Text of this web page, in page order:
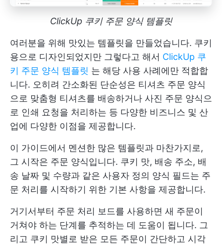
ClickUp 쿠키 주문 양식 템플릿
여러분을 위해 맛있는 템플릿을 만들었습니다. 쿠키
용으로 디자인되었지만 그렇다고 해서 ClickUp 쿠
키 주문 양식 템플릿 는 해당 사용 사례에만 적합합
니다. 오히려 간소화된 단순성은 티셔츠 주문 양식
으로 맞춤형 티셔츠를 배송하거나 사진 주문 양식으
로 인쇄 요청을 처리하는 등 다양한 비즈니스 및 산
업에 다양한 이점을 제공합니다.
이 가이드에서 멘션한 많은 템플릿과 마찬가지로,
그 시작은 주문 양식입니다. 쿠키 맛, 배송 주소, 배
송 날짜 및 수량과 같은 사용자 정의 양식 필드는 주
문 처리를 시작하기 위한 기본 사항을 제공합니다.
거기서부터 주문 처리 보드를 사용하면 새 주문이
거쳐야 하는 단계를 추적하는 데 도움이 됩니다. 그
리고 쿠키 맛별로 받은 모든 주문이 간단하고 시각